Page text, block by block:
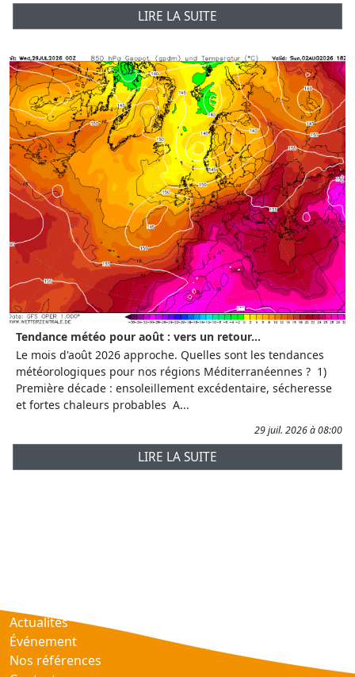
LIRE LA SUITE
Tendance météo pour août : vers un retour...
Le mois d'août 2026 approche. Quelles sont les tendances
météorologiques pour nos régions Méditerranéennes ? 1)
Première décade : ensoleillement excédentaire, sécheresse
et fortes chaleurs probables A...
29 juil. 2026 à 08:00
LIRE LA SUITE
Actualités
Événement
Nos références